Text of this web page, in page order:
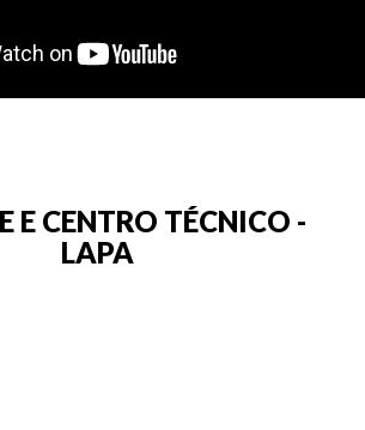
E CENTRO TÉCNICO -
LAPA